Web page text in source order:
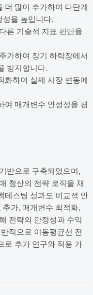
더 많이 추가하여 다단계
을 높입니다.
른 기술적 지표 판단을
가하여 장기 하락장에서
방지합니다.
화하여 실제 시장 변동에
여 매개변수 안정성을 평
반으로 구축되었으며,
청산의 전략 로직을 채
테스팅 성과도 비교적 안
가, 매개변수 최적화,
전략의 안정성과 수익
적으로 이동평균선 전
로 추가 연구와 적용 가